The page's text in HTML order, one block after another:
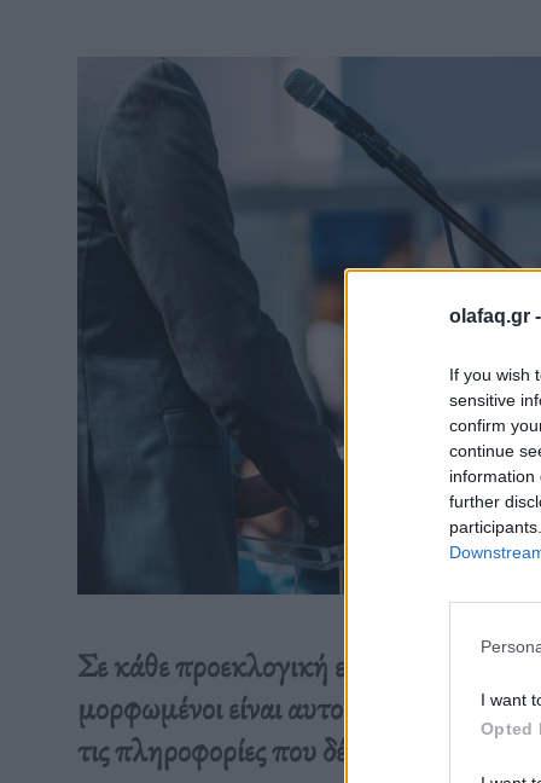
olafaq.gr -
If you wish
sensitive
confirm
continue
information
further
I want
Opted
Σε κάθε προεκλογική εκστρατεία οι
μορφωμένοι είναι αυτοί που
τις πληροφορίες που δέχονται.